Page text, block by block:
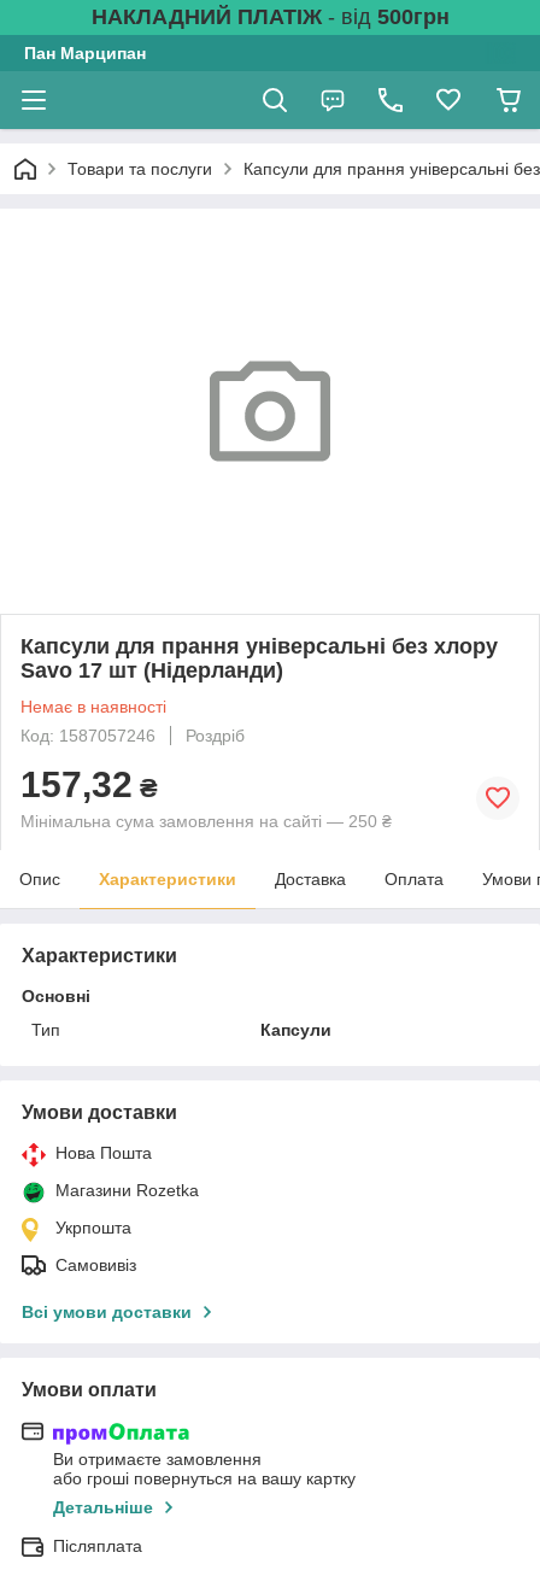
НАКЛАДНИЙ ПЛАТІЖ- від 500грн
Пан Марципан
Товари та послуги Капсули для прання універсальні
Капсули для прання універсальні без хлору
Savo 17 шт (Нідерланди)
Немає в наявності
Код: 1587057246
Роздріб
157,32 ₴
Мінімальна сума замовлення на сайті — 250 ₴
Опис Характеристики Доставка Оплата Умови
Характеристики
Основні
Тип
Капсули
Умови доставки
Нова Пошта
Магазини Rozetka
Укрпошта
Самовивіз
Всі умови доставки
Умови оплати
Ви отримаєте замовлення
або гроші повернуться на вашу картку
Детальніше
Післяплата